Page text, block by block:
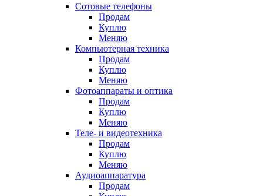
Сотовые телефоны
Продам
Куплю
Меняю
Компьютерная техника
Продам
Куплю
Меняю
Фотоаппараты и оптика
Продам
Куплю
Меняю
Теле- и видеотехника
Продам
Куплю
Меняю
Аудиоаппаратура
Продам